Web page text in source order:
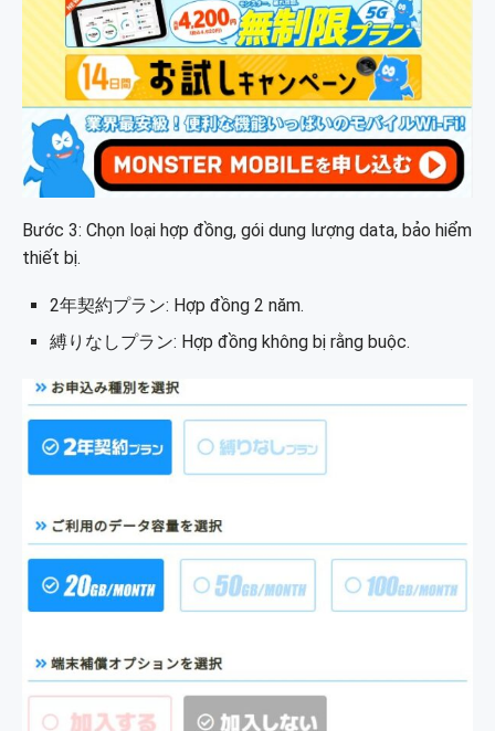
Bước 3: Chọn loại hợp đồng, gói dung lượng data, bảo hiểm
thiết bị.
2年契約プラン: Hợp đồng 2 năm.
縛りなしプラン: Hợp đồng không bị rằng buộc.